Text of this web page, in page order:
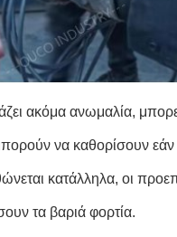
ακόμα ανωμαλία,
να καθορίσουν
κατάλληλα, οι
τα βαριά φορτία.